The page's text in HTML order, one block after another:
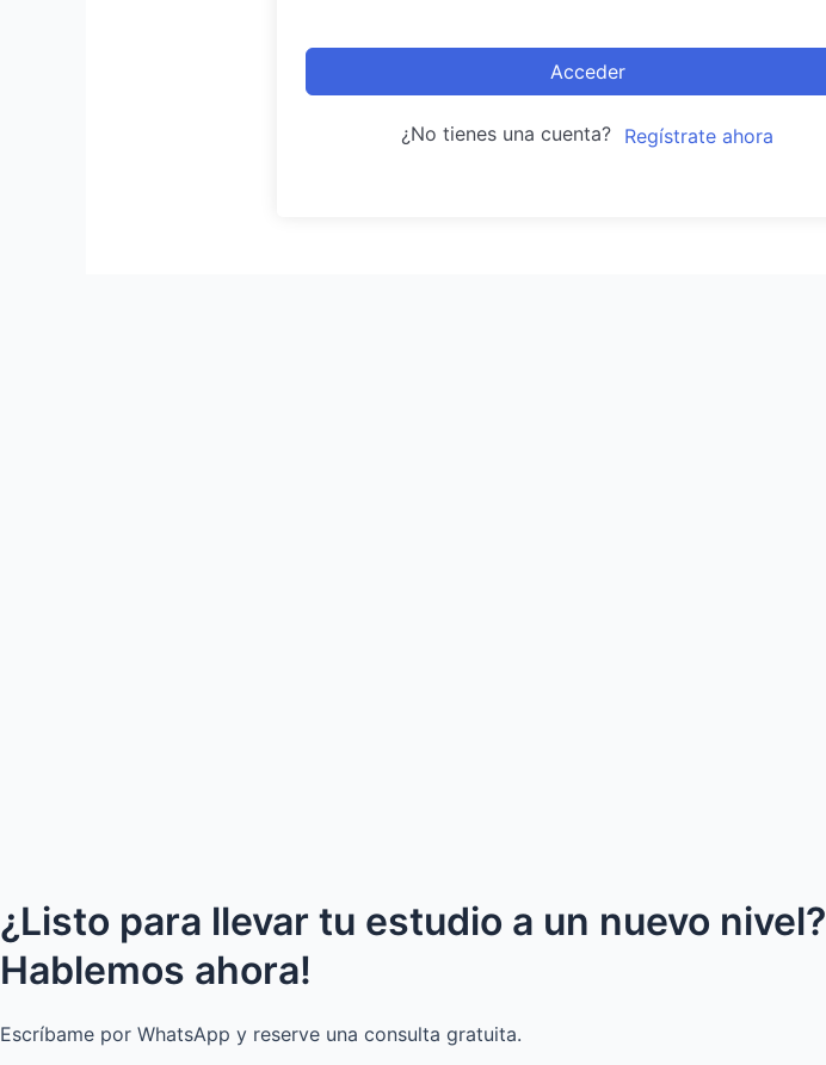
Acceder
¿No tienes una cuenta? Regístrate ahora
¿Listo para llevar tu estudio a un nuevo nivel?
Hablemos ahora!
Escríbame por WhatsApp y reserve una consulta gratuita.